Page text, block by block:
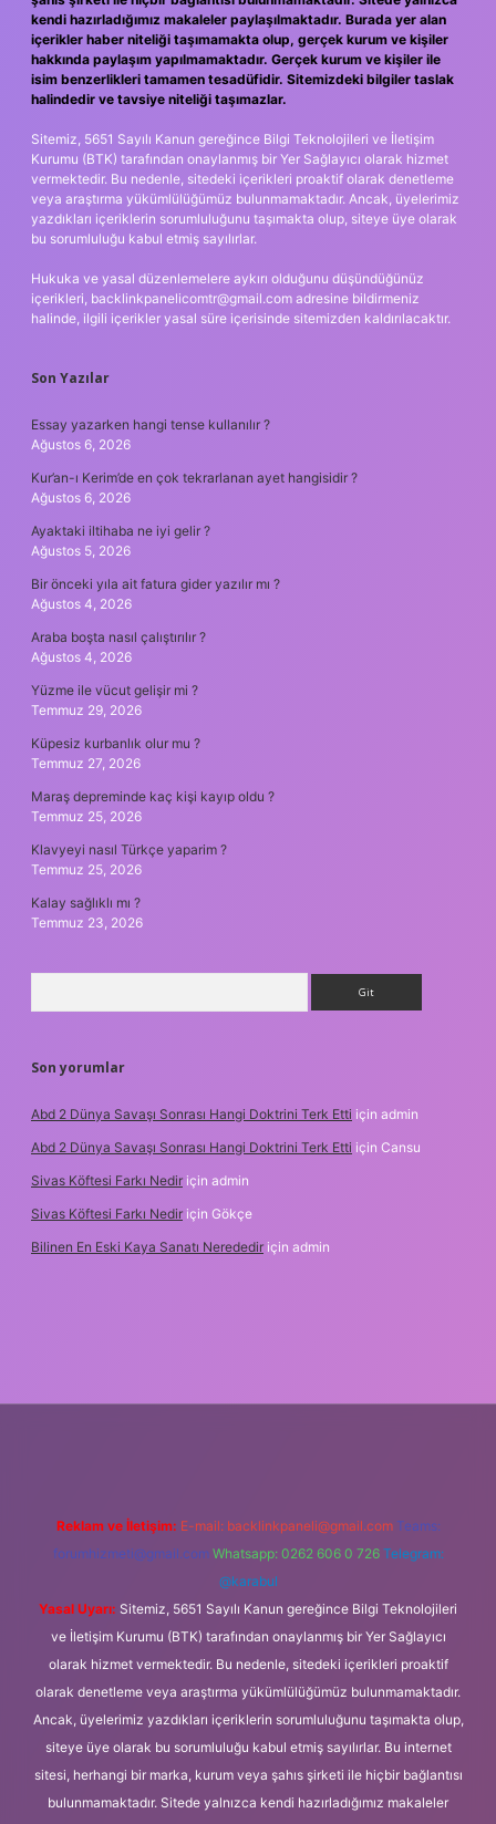
kendi hazırladığımız makaleler paylaşılmaktadır. Burada yer alan
içerikler haber niteliği taşımamakta olup, gerçek kurum ve kişiler
hakkında paylaşım yapılmamaktadır. Gerçek kurum ve kişiler ile
isim benzerlikleri tamamen tesadüfidir. Sitemizdeki bilgiler taslak
halindedir ve tavsiye niteliği taşımazlar.
Sitemiz, 5651 Sayılı Kanun gereğince Bilgi Teknolojileri ve İletişim
Kurumu (BTK) tarafından onaylanmış bir Yer Sağlayıcı olarak hizmet
vermektedir. Bu nedenle, sitedeki içerikleri proaktif olarak denetleme
veya araştırma yükümlülüğümüz bulunmamaktadır. Ancak, üyelerimiz
yazdıkları içeriklerin sorumluluğunu taşımakta olup, siteye üye olarak
bu sorumluluğu kabul etmiş sayılırlar.
Hukuka ve yasal düzenlemelere aykırı olduğunu düşündüğünüz
içerikleri, backlinkpanelicomtr@gmail.com adresine bildirmeniz
halinde, ilgili içerikler yasal süre içerisinde sitemizden kaldırılacaktır.
Son Yazılar
Essay yazarken hangi tense kullanılır ?
Ağustos 6, 2026
Kur’an-ı Kerim’de en çok tekrarlanan ayet hangisidir ?
Ağustos 6, 2026
Ayaktaki iltihaba ne iyi gelir ?
Ağustos 5, 2026
Bir önceki yıla ait fatura gider yazılır mı ?
Ağustos 4, 2026
Araba boşta nasıl çalıştırılır ?
Ağustos 4, 2026
Yüzme ile vücut gelişir mi ?
Temmuz 29, 2026
Küpesiz kurbanlık olur mu ?
Temmuz 27, 2026
Maraş depreminde kaç kişi kayıp oldu ?
Temmuz 25, 2026
Klavyeyi nasıl Türkçe yaparim ?
Temmuz 25, 2026
Kalay sağlıklı mı ?
Temmuz 23, 2026
Son yorumlar
Abd 2 Dünya Savaşı Sonrası Hangi Doktrini Terk Etti için admin
Abd 2 Dünya Savaşı Sonrası Hangi Doktrini Terk Etti için Cansu
Sivas Köftesi Farkı Nedir için admin
Sivas Köftesi Farkı Nedir için Gökçe
Bilinen En Eski Kaya Sanatı Nerededir için admin
Reklam ve İletişim: E-mail: backlinkpaneli@gmail.com Teams:
forumhizmeti@gmail.com Whatsapp: 0262 606 0 726 Telegram:
@karabul
Yasal Uyarı: Sitemiz, 5651 Sayılı Kanun gereğince Bilgi Teknolojileri
ve İletişim Kurumu (BTK) tarafından onaylanmış bir Yer Sağlayıcı
olarak hizmet vermektedir. Bu nedenle, sitedeki içerikleri proaktif
olarak denetleme veya araştırma yükümlülüğümüz bulunmamaktadır.
Ancak, üyelerimiz yazdıkları içeriklerin sorumluluğunu taşımakta olup,
siteye üye olarak bu sorumluluğu kabul etmiş sayılırlar. Bu internet
sitesi, herhangi bir marka, kurum veya şahıs şirketi ile hiçbir bağlantısı
bulunmamaktadır. Sitede yalnızca kendi hazırladığımız makaleler